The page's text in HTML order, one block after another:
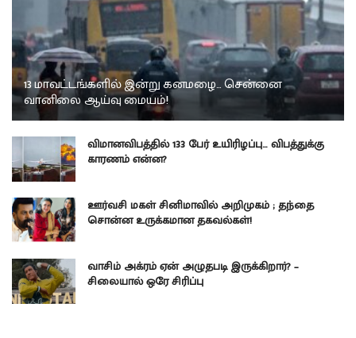
13 மாவட்டங்களில் இன்று கனமழை… சென்னை
வானிலை ஆய்வு மையம்!
விமானவிபத்தில் 133 பேர் உயிரிழப்பு… விபத்துக்கு
காரணம் என்ன?
ஊர்வசி மகள் சினிமாவில் அறிமுகம் ; தந்தை
சொன்ன உருக்கமான தகவல்கள்!
வாசிம் அக்ரம் ஏன் அழுதபடி இருக்கிறார்? –
சிலையால் ஒரே சிரிப்பு